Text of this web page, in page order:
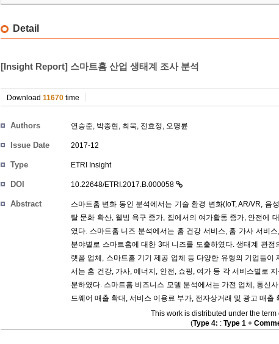
Detail
[Insight Report] 스마트홈 산업 생태계 조사 분석
Download 11670 time
Authors 연승준, 박종현 , 최욱, 전효정, 오명륜
Issue Date 2017-12
Type ETRI Insight
DOI 10.22648/ETRI.2017.B.000058
Abstract
스마트홈 변화 동인 분석에서는 기술 환경 변화(IoT, AR/VR, 음
탈 문화 확산, 웰빙 욕구 증가, 집에서의 여가활동 증가, 안전에
였다. 스마트홈 니즈 분석에서는 홈 건강 서비스, 홈 가사 서비
분야별로 스마트홈에 대한 3대 니즈를 도출하였다. 생태계 관
랫폼 업체, 스마트홈 기기 제공 업체 등 다양한 유형의 기업들
서는 홈 건강, 가사, 에너지, 안전, 쇼핑, 여가 등 각 서비스별로
분하였다. 스마트홈 비즈니스 모델 분석에서는 가전 업체, 통신
드웨어 매출 확대, 서비스 이용료 부가, 전자상거래 및 광고 매
This work is distributed under the
(Type 4: : Type 1 +